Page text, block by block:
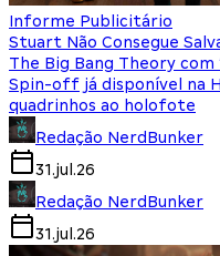
Informe Publicitário
Stuart Não Consegue
The Big Bang Theory com
Spin-off já disponível na
quadrinhos ao holofote
Redação NerdBunker
31.jul.26
Redação NerdBunker
31.jul.26